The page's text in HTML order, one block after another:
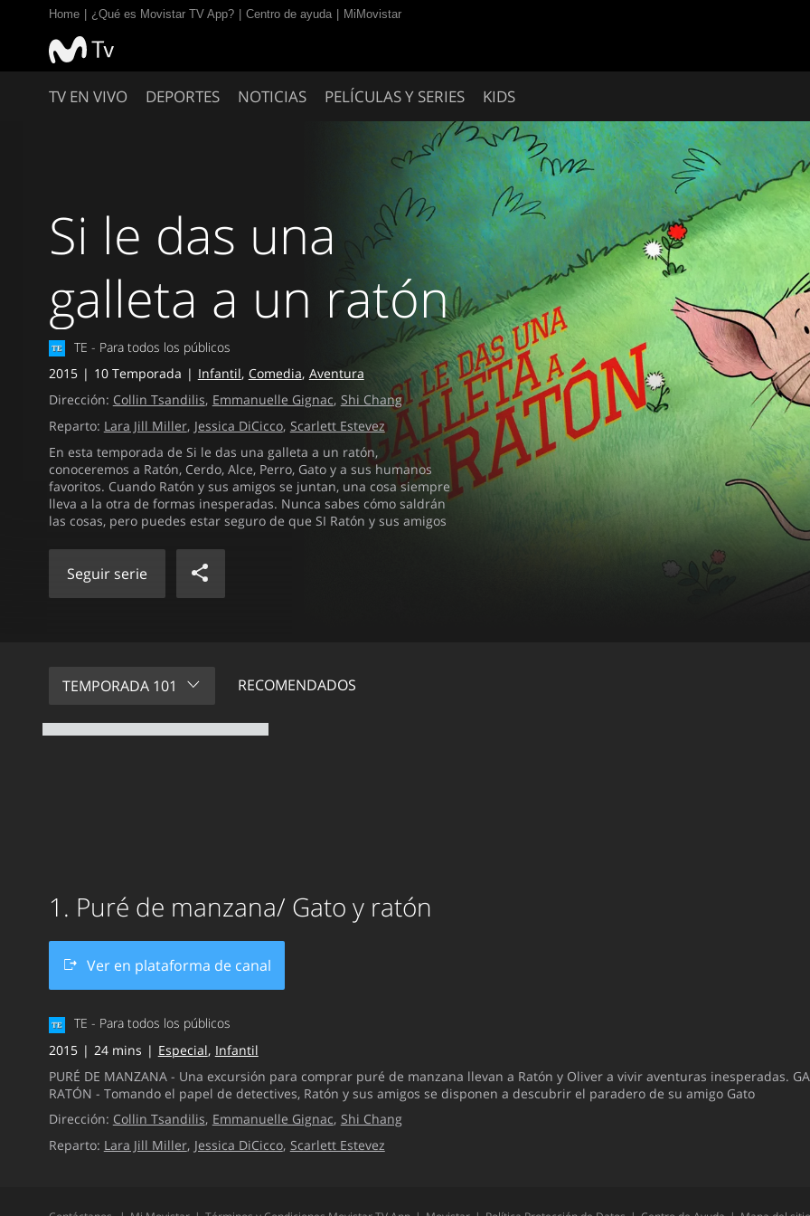
Home ¿Qué es Movistar TV App? Centro de ayuda MiMovistar
TV EN VIVO DEPORTES NOTICIAS PELÍCULAS Y SERIES KIDS
Si le das una
galleta a un ratón
Seguir serie
TE - Para todos los públicos
2015
10 Temporada Infantil Comedia Aventura
Dirección: Collin Tsandilis Emmanuelle Gignac Shi Chang
Reparto: Lara Jill Miller Jessica DiCicco Scarlett Estevez
En esta temporada de Si le das una galleta a un ratón,
conoceremos a Ratón, Cerdo, Alce, Perro, Gato y a sus humanos
favoritos. Cuando Ratón y sus amigos se juntan, una cosa siempre
lleva a la otra de formas inesperadas. Nunca sabes cómo saldrán
las cosas, pero puedes estar seguro de que SI Ratón y sus amigos
el tiempo!
TEMPORADA 101 RECOMENDADOS
T101 - Ep01 T101 - Ep02
1. Puré de manzana/ Gato y ratón
Ver en plataforma de canal
TE - Para todos los públicos
2015
24 mins Especial Infantil
Dirección: Collin Tsandilis Emmanuelle Gignac Shi Chang
Reparto: Lara Jill Miller Jessica DiCicco Scarlett Estevez
PURÉ DE MANZANA - Una excursión para comprar puré de manzana llevan a Ratón y Oliver a vivir aventuras inesperadas.
RATÓN - Tomando el papel de detectives, Ratón y sus amigos se disponen a descubrir el paradero de su amigo Gato